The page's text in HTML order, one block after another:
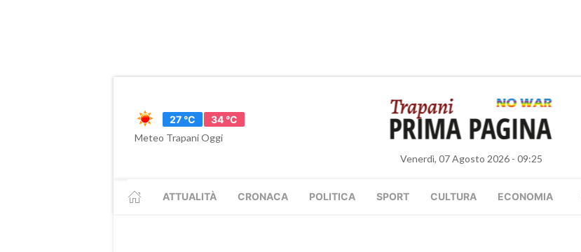
27 °C
34 °C
Meteo Trapani Oggi
Venerdì, 07 Agosto 2026 - 09:25
ATTUALITÀ CRONACA POLITICA SPORT CULTURA ECONOMIA